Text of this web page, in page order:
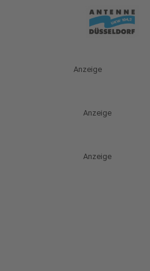
Anzeige
Anzeige
Anzeige